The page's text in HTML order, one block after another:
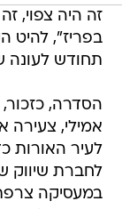
זה היה צפוי,
בפריז", להיט
תחודש לעונה
הסדרה,
אמילי, צעירה
לעיר האורות
לחברת שיווק
במעסיקה